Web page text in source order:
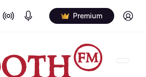
On Air Podcasts Premium Log in